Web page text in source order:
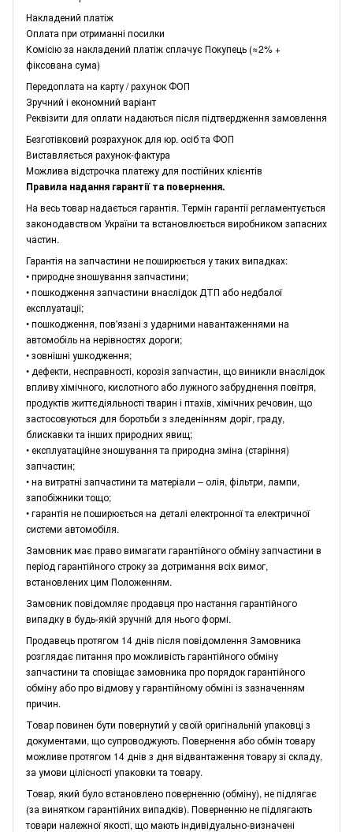
Накладений платіж
Оплата при отриманні посилки
Комісію за накладений платіж сплачує Покупець (≈2% +
фіксована сума)
Передоплата на карту / рахунок ФОП
Зручний і економний варіант
Реквізити для оплати надаються після підтвердження замовлення
Безготівковий розрахунок для юр. осіб та ФОП
Виставляється рахунок-фактура
Можлива відстрочка платежу для постійних клієнтів
Правила надання гарантії та повернення.
На весь товар надається гарантія. Термін гарантії регламентується
законодавством України та встановлюється виробником запасних
частин.
Гарантія на запчастини не поширюється у таких випадках:
• природне зношування запчастини;
• пошкодження запчастини внаслідок ДТП або недбалої
експлуатації;
• пошкодження, пов'язані з ударними навантаженнями на
автомобіль на нерівностях дороги;
• зовнішні ушкодження;
• дефекти, несправності, корозія запчастин, що виникли внаслідок
впливу хімічного, кислотного або лужного забруднення повітря,
продуктів життєдіяльності тварин і птахів, хімічних речовин, що
застосовуються для боротьби з зледенінням доріг, граду,
блискавки та інших природних явищ;
• експлуатаційне зношування та природна зміна (старіння)
запчастин;
• на витратні запчастини та матеріали – олія, фільтри, лампи,
запобіжники тощо;
• гарантія не поширюється на деталі електронної та електричної
системи автомобіля.
Замовник має право вимагати гарантійного обміну запчастини в
період гарантійного строку за дотримання всіх вимог,
встановлених цим Положенням.
Замовник повідомляє продавця про настання гарантійного
випадку в будь-якій зручній для нього формі.
Продавець протягом 14 днів після повідомлення Замовника
розглядає питання про можливість гарантійного обміну
запчастини та сповіщає замовника про порядок гарантійного
обміну або про відмову у гарантійному обміні із зазначенням
причин.
Товар повинен бути повернутий у своїй оригінальній упаковці з
документами, що супроводжують. Повернення або обмін товару
можливе протягом 14 днів з дня відвантаження товару зі складу,
за умови цілісності упаковки та товару.
Товар, який було встановлено поверненню (обміну), не підлягає
(за винятком гарантійних випадків). Поверненню не підлягають
товари належної якості, що мають індивідуально-визначені